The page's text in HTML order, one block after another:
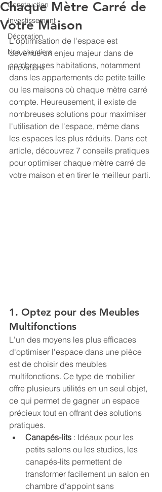
Construction
Investissement
Décoration
Nos chantiers
Innovations
Chaque Mètre Carré de
Votre Maison
L'optimisation de l'espace est
devenue un enjeu majeur dans de
nombreuses habitations, notamment
dans les appartements de petite taille
ou les maisons où chaque mètre carré
compte. Heureusement, il existe de
nombreuses solutions pour maximiser
l'utilisation de l'espace, même dans
les espaces les plus réduits. Dans cet
article, découvrez 7 conseils pratiques
pour optimiser chaque mètre carré de
votre maison et en tirer le meilleur parti.
1. Optez pour des Meubles
Multifonctions
L'un des moyens les plus efficaces
d'optimiser l'espace dans une pièce
est de choisir des meubles
multifonctions. Ce type de mobilier
offre plusieurs utilités en un seul objet,
ce qui permet de gagner un espace
précieux tout en offrant des solutions
pratiques.
Canapés-lits : Idéaux pour les
petits salons ou les studios, les
canapés-lits permettent de
transformer facilement un salon en
chambre d'appoint sans